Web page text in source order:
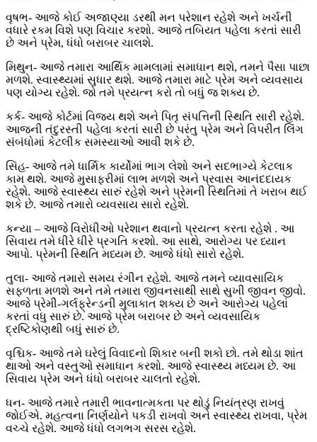
વૃષભ- આજે કોઈ અજાણ્યા ડરથી મન પરેશાન રહેશે અને ખર્ચની
વધારે રકમ વિશે પણ વિચાર કરશો. આજે તબિયત પહેલા કરતાં સારી
છે અને પ્રેમ, ધંધો બરાબર ચાલશે.
મિથુન- આજે તમારા આર્થિક મામલામાં સમાધાન થશે, તમને પૈસા પાછા
મળશે. સ્વાસ્થ્યમાં સુધાર થશે. આજે તમારા માટે પ્રેમ અને વ્યવસાય
પણ યોગ્ય રહેશે. જો તમે પ્રયત્ન કરો તો બધું જ શક્ય છે.
કર્ક- આજે કોર્ટમાં વિજય થશે અને પિતૃ સંપત્તિની સ્થિતિ સારી રહેશે.
આજની તંદુરસ્તી પહેલા કરતાં સારી છે પરંતુ પ્રેમ અને વિપરીત લિંગ
સંબંધોમાં કેટલીક સમસ્યાઓ આવી શકે છે.
સિંહ- આજે તમે ધાર્મિક કાર્યોમાં ભાગ લેશો અને સદભાગ્યે કેટલાક
કામ થશે. આજે મુસાફરીમાં લાભ મળશે અને પ્રવાસ આનંદદાયક
રહેશે. આજે સ્વાસ્થ્ય સારું રહેશે અને પ્રેમની સ્થિતિમાં તે ખરાબ થઈ
શકે છે. આજે તમારો વ્યવસાય સારો રહેશે.
કન્યા – આજે વિરોધીઓ પરેશાન થવાનો પ્રયત્ન કરતા રહેશે . આ
સિવાય તમે ધીરે ધીરે પ્રગતિ કરશો. આ સાથે, આરોગ્ય પર ધ્યાન
આપો. પ્રેમની સ્થિતિ મધ્યમ છે. આજે ધંધો સારો રહેશે.
તુલા- આજે તમારો સમય રંગીન રહેશે. આજે તમને વ્યાવસાયિક
સફળતા મળશે અને તમે તમારા જીવનસાથી સાથે સુખી જીવન જીવો.
આજે પ્રેમી-ગર્લફ્રેન્ડની મુલાકાત શક્ય છે અને આરોગ્ય પહેલાં
કરતાં વધુ સારું છે. આજે પ્રેમ બરાબર છે અને વ્યવસાયિક
દ્રષ્ટિકોણથી બધું સારું છે.
વૃશ્ચિક- આજે તમે ઘરેલું વિવાદનો શિકાર બની શકો છો. તમે થોડા શાંત
થાઓ અને વસ્તુઓ સમાધાન કરશો. આજે સ્વાસ્થ્ય મધ્યમ છે. આ
સિવાય પ્રેમ અને ધંધો બરાબર ચાલતો રહેશે.
ધન- આજે તમારે તમારી ભાવનાત્મકતા પર થોડું નિયંત્રણ રાખવું
જોઈએ. મહત્વના નિર્ણયોને પકડી રાખવો અને સ્વાસ્થ્ય રાખવા, પ્રેમ
વચ્ચે રહેશે. આજે ધંધો લગભગ સરસ રહેશે.